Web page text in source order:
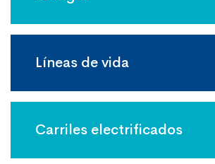
Líneas de vida
Carriles electrificados